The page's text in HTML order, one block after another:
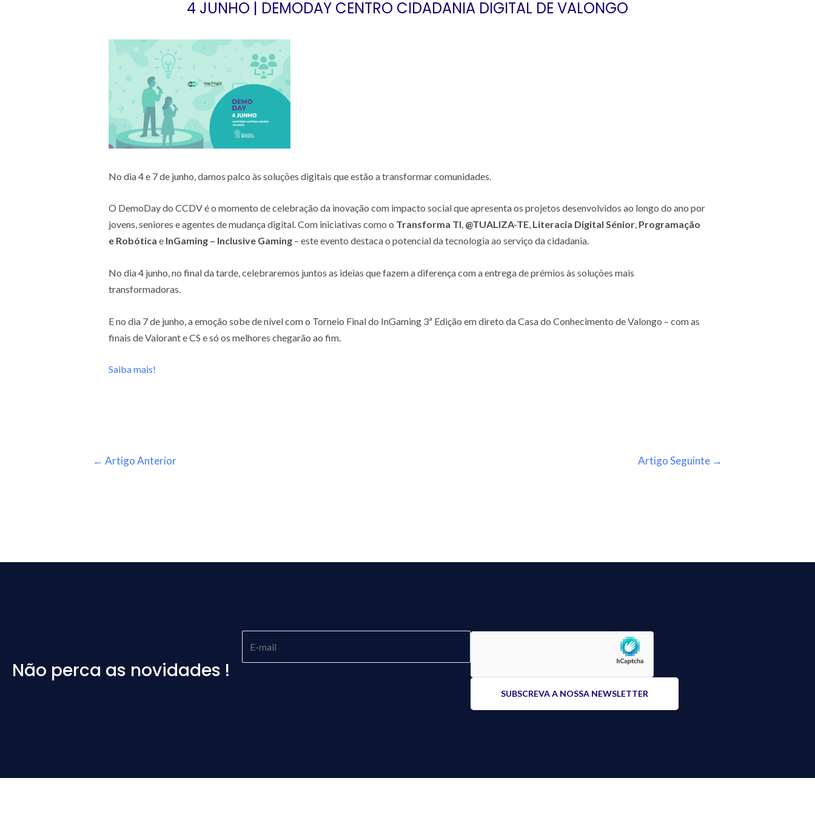
4 JUNHO | DEMODAY CENTRO CIDADANIA DIGITAL DE VALONGO
No dia 4 e 7 de junho, damos palco às soluções digitais que estão a transformar comunidades.
O DemoDay do CCDV é o momento de celebração da inovação com impacto social que apresenta os projetos desenvolvidos ao longo do ano por
jovens, seniores e agentes de mudança digital. Com iniciativas como o Transforma TI, @TUALIZA-TE, Literacia Digital Sénior, Programação
e Robótica e InGaming – Inclusive Gaming– este evento destaca o potencial da tecnologia ao serviço da cidadania.
No dia 4 junho, no final da tarde, celebraremos juntos as ideias que fazem a diferença com a entrega de prémios às soluções mais
transformadoras.
E no dia 7 de junho, a emoção sobe de nível com o Torneio Final do InGaming 3ª Edição em direto da Casa do Conhecimento de Valongo – com as
finais de Valorant e CS e só os melhores chegarão ao fim.
Saiba mais!
← Artigo Anterior Artigo Seguinte →
Não perca as novidades !